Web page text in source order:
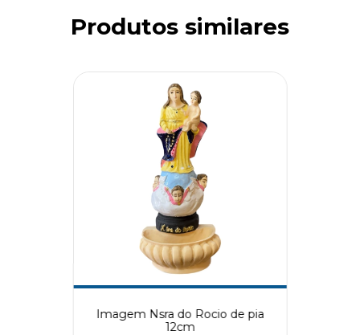
Produtos similares
Imagem Nsra do Rocio de pia
12cm